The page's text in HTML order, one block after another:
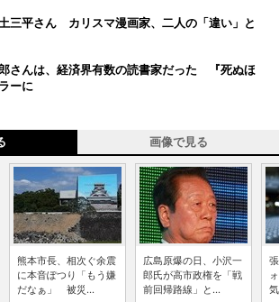
三平さん カリスマ漫画家、二人の「違い」と
さんは、経済界有数の読書家だった 『死ぬほ
ーに
画像で見る
熊本市長、相次ぐ余震
に本音ぽつり「もう嫌
だなぁ」 被災...
広島原爆の日、小沢一
郎氏が高市政権を「戦
前回帰路線」と...